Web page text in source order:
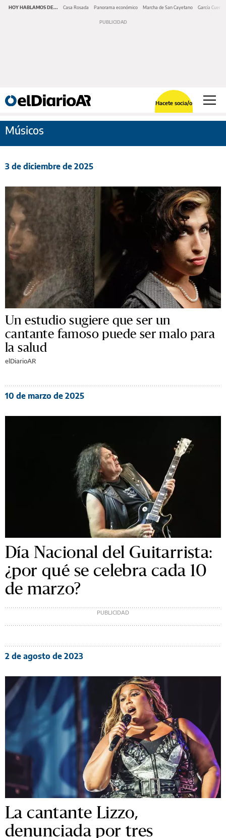
HOY HABLAMOS DE... Casa Rosada Panorama económico Marcha de San Cayetano García Cuerva
Hacete socia/o
Músicos
3 de diciembre de 2025
Un estudio sugiere que ser un
cantante famoso puede ser malo para
la salud
elDiarioAR
10 de marzo de 2025
Día Nacional del Guitarrista:
¿por qué se celebra cada 10
de marzo?
2 de agosto de 2023
La cantante Lizzo,
denunciada por tres